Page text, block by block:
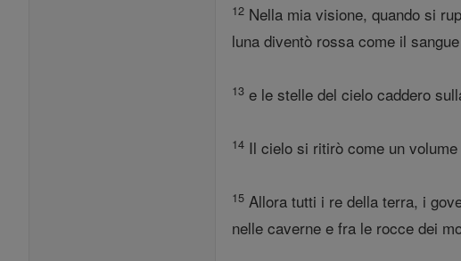
12 Nella mia visione, quando si
luna diventò rossa come il
13 e le stelle del cielo caddero
14 Il cielo si ritirò come un
15 Allora tutti i re della terra, i
nelle caverne e fra le rocce dei